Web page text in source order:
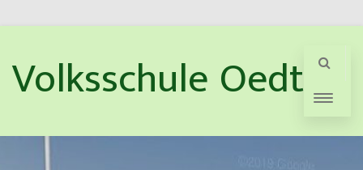
Volksschule Oedt